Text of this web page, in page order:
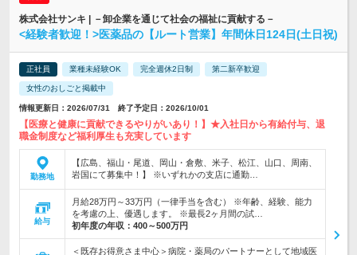
株式会社サンキ | －卸企業を通じて社会の福祉に貢献する－
<経験者歓迎！>医薬品の【ルート営業】年間休日124日(土日祝)
正社員 業種未経験OK 完全週休2日制 第二新卒歓迎
女性のおしごと掲載中
情報更新日：2026/07/31 終了予定日：2026/10/01
【医療と健康に貢献できるやりがいあり！】★入社日から有給付与、退
職金制度など福利厚生も充実しています
勤務地
【広島、福山・尾道、岡山・倉敷、米子、松江、山口、周南、
岩国にて募集中！】 ※いずれかの支店に通勤…
給与
月給28万円～33万円（一律手当を含む） ※年齢、経験、能力
を考慮の上、優遇します。 ※最長2ヶ月間の試…
初年度の年収： 400～500万円
＜既存お得意さま中心＞病院・薬局のパートナーとして地域医